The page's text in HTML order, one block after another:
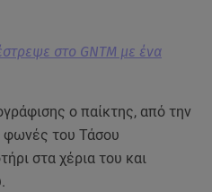
στο GNTM με ένα
ο παίκτης, από την
φωνές του Τάσου
στα χέρια του και